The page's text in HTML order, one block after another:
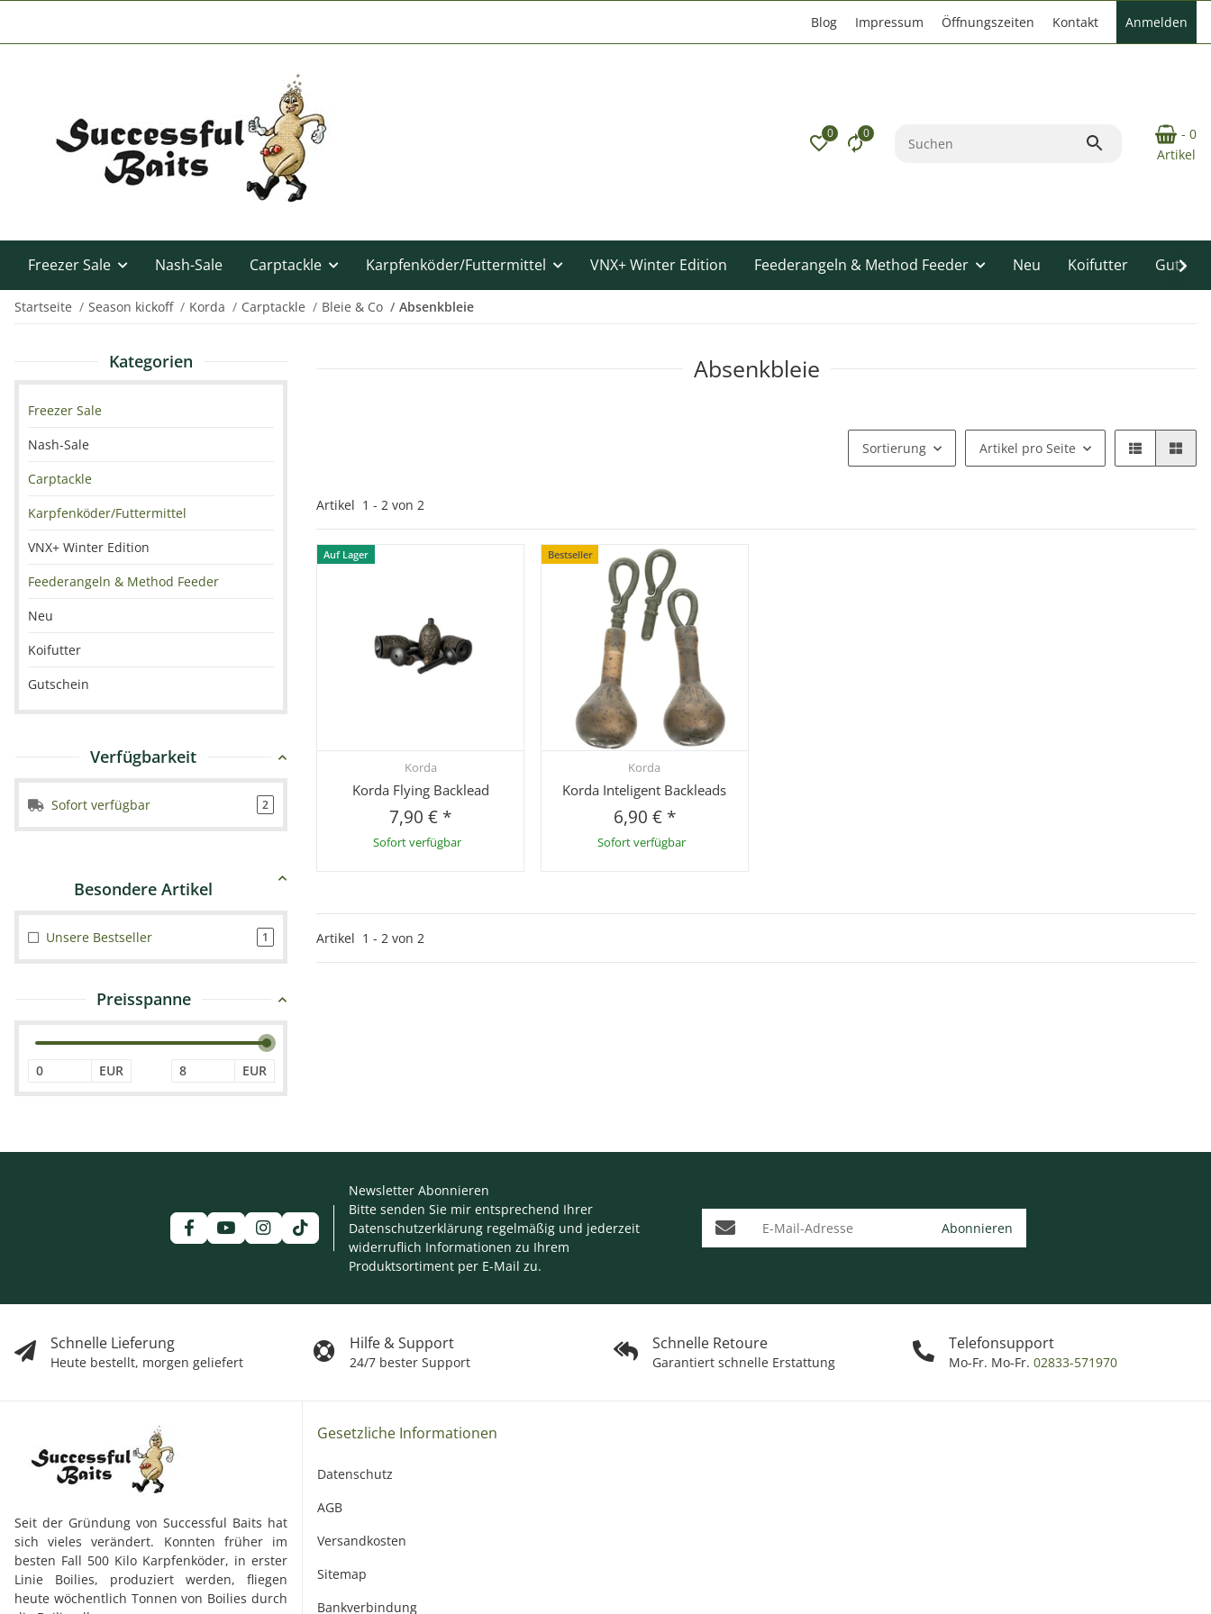
Blog Impressum Öffnungszeiten Kontakt Anmelden
0 0
- 0
Artikel
Freezer Sale Nash-Sale Carptackle Karpfenköder/Futtermittel VNX+ Winter Edition Feederangeln & Method Feeder Neu Koifutter
Startseite Season kickoff Korda Carptackle Bleie & Co Absenkbleie
Absenkbleie
Sortierung Artikel pro Seite
Artikel 1 - 2 von 2
Auf Lager
Schnellkauf
Korda
Korda Flying Backlead
7,90 € *
Sofort verfügbar
Bestseller
Schnellkauf
Korda
Korda Inteligent Backleads
6,90 € *
Sofort verfügbar
Artikel 1 - 2 von 2
Kategorien
Freezer Sale
Nash-Sale
Carptackle
Karpfenköder/Futtermittel
VNX+ Winter Edition
Feederangeln & Method Feeder
Neu
Koifutter
Gutschein
Verfügbarkeit
Sofort verfügbar 2
Unsere Bestseller 1
Preisspanne
EUR EUR
Schnelle Lieferung
Heute bestellt, morgen geliefert
Hilfe & Support
24/7 bester Support
Schnelle Retoure
Garantiert schnelle Erstattung
Telefonsupport
Mo-Fr. Mo-Fr. 02833-571970
Newsletter Abonnieren
Bitte senden Sie mir entsprechend Ihrer
Datenschutzerklärung regelmäßig und jederzeit
widerruflich Informationen zu Ihrem
Produktsortiment per E-Mail zu.
E-Mail-Adresse Abonnieren
Seit der Gründung von Successful Baits hat
sich vieles verändert. Konnten früher im
besten Fall 500 Kilo Karpfenköder, in erster
Linie Boilies, produziert werden, fliegen
heute wöchentlich Tonnen von Boilies durch
Gesetzliche Informationen
Datenschutz
AGB
Versandkosten
Sitemap
Bankverbindung